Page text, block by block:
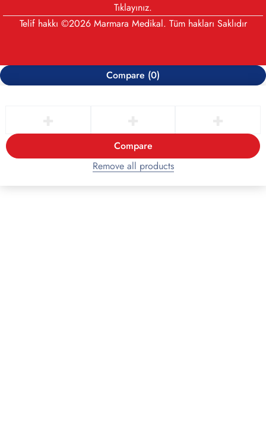
Tıklayınız.
Telif hakkı ©2026 Marmara Medikal. Tüm hakları Saklıdır
Compare (0)
Compare
Remove all products